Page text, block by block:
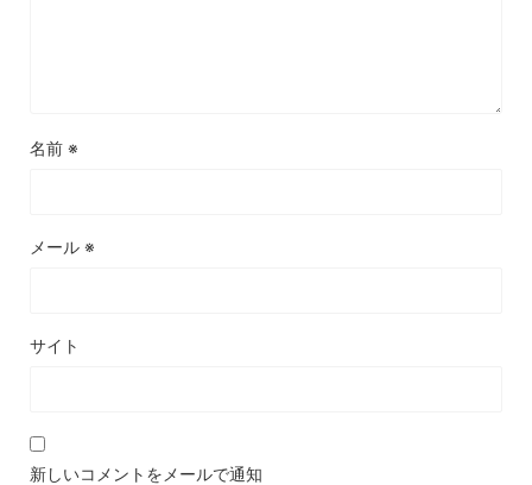
名前 ※
メール ※
サイト
新しいコメントをメールで通知